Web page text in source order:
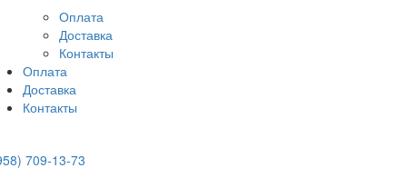
Оплата
Доставка
Контакты
Оплата
Доставка
Контакты
709-13-73